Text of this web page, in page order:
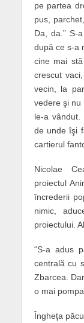
pe partea
pus,
Da, da.” S-
după ce s-a
cine mai
crescut
vecin, la
vedere şi nu
le-a
de unde îşi
cartierul
Nicolae
proiectul
încrederii
nimic,
proiectului.
“S-a adus
centrală cu
Zbarcea.
o mai
Îngheţa